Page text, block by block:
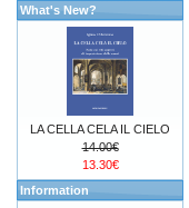
What's New?
LA CELLA CELA IL CIELO
14.00€
13.30€
Information